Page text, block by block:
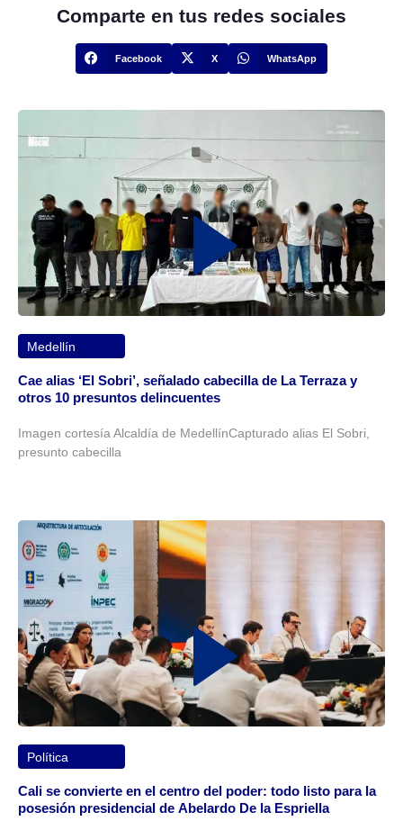
Comparte en tus redes sociales
Facebook X WhatsApp
Medellín
Cae alias ‘El Sobri’, señalado cabecilla de La Terraza y
otros 10 presuntos delincuentes
Imagen cortesía Alcaldía de MedellínCapturado alias El Sobri,
presunto cabecilla
Política
Cali se convierte en el centro del poder: todo listo para la
posesión presidencial de Abelardo De la Espriella